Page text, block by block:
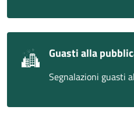
Guasti alla
Segnalazioni guasti